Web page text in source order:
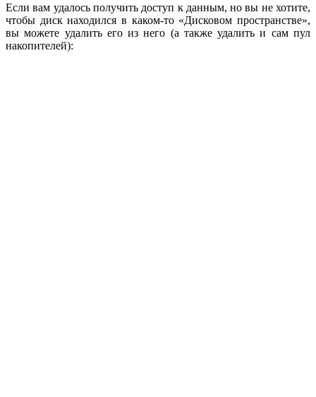
Если вам удалось получить доступ к данным, но вы не хотите,
чтобы диск находился в каком-то «Дисковом пространстве»,
вы можете удалить его из него (а также удалить и сам пул
накопителей):